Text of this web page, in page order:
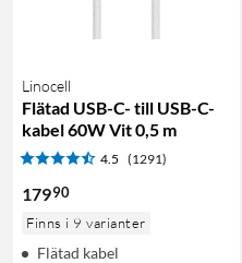
Linocell
Flätad USB-C- till USB-C-
kabel 60W Vit 0,5 m
4.5 (1291)
17990
Finns i 9 varianter
Flätad kabel